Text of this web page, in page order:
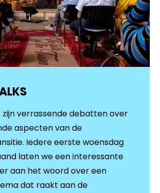
zijn verrassende debatten over
aspecten van de
Iedere eerste woensdag
laten we een interessante
aan het woord over een
dat raakt aan de